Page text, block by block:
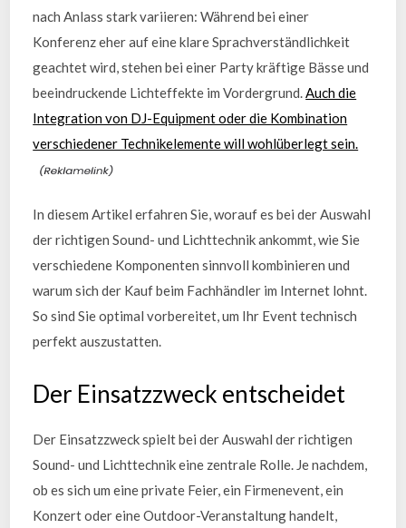
nach Anlass stark variieren: Während bei einer
Konferenz eher auf eine klare Sprachverständlichkeit
geachtet wird, stehen bei einer Party kräftige Bässe und
beeindruckende Lichteffekte im Vordergrund. Auch die
Integration von DJ-Equipment oder die Kombination
verschiedener Technikelemente will wohlüberlegt sein.
In diesem Artikel erfahren Sie, worauf es bei der Auswahl
der richtigen Sound- und Lichttechnik ankommt, wie Sie
verschiedene Komponenten sinnvoll kombinieren und
warum sich der Kauf beim Fachhändler im Internet lohnt.
So sind Sie optimal vorbereitet, um Ihr Event technisch
perfekt auszustatten.
Der Einsatzzweck entscheidet
Der Einsatzzweck spielt bei der Auswahl der richtigen
Sound- und Lichttechnik eine zentrale Rolle. Je nachdem,
ob es sich um eine private Feier, ein Firmenevent, ein
Konzert oder eine Outdoor-Veranstaltung handelt,